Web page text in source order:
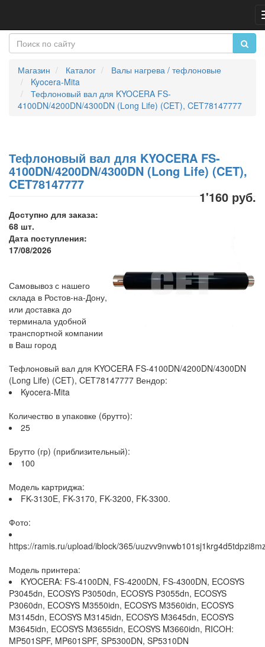
Магазин Каталог
Валы нагрева / тефлоновые
Kyocera-Mita
Тефлоновый вал для KYOCERA FS-
4100DN/4200DN/4300DN (Long Life) (CET), CET78147777
Тефлоновый вал для KYOCERA FS-
4100DN/4200DN/4300DN (Long Life) (CET),
CET78147777
1'160 руб.
Доступно для заказа:
68 шт.
Дата поступления:
17/08/2026
Самовывоз с нашего
склада в Ростов-на-Дону,
или доставка до
терминала удобной
транспортной компании
в Ваш город
Тефлоновый вал для KYOCERA FS-4100DN/4200DN/4300DN
(Long Life) (CET), CET78147777 Вендор:
Kyocera-Mita
Количество в упаковке (брутто):
25
Брутто (гр) (приблизительный):
100
Модель картриджа:
FK-3130E, FK-3170, FK-3200, FK-3300.
Фото:
https://ramis.ru/upload/iblock/365/
Модель принтера:
KYOCERA: FS-4100DN, FS-4200DN, FS-4300DN, ECOSYS
P3045dn, ECOSYS P3050dn, ECOSYS P3055dn, ECOSYS
P3060dn, ECOSYS M3550idn, ECOSYS M3560idn, ECOSYS
M3145dn, ECOSYS M3145idn, ECOSYS M3645dn, ECOSYS
M3645idn, ECOSYS M3655idn, ECOSYS M3660idn, RICOH:
MP501SPF, MP601SPF, SP5300DN, SP5310DN